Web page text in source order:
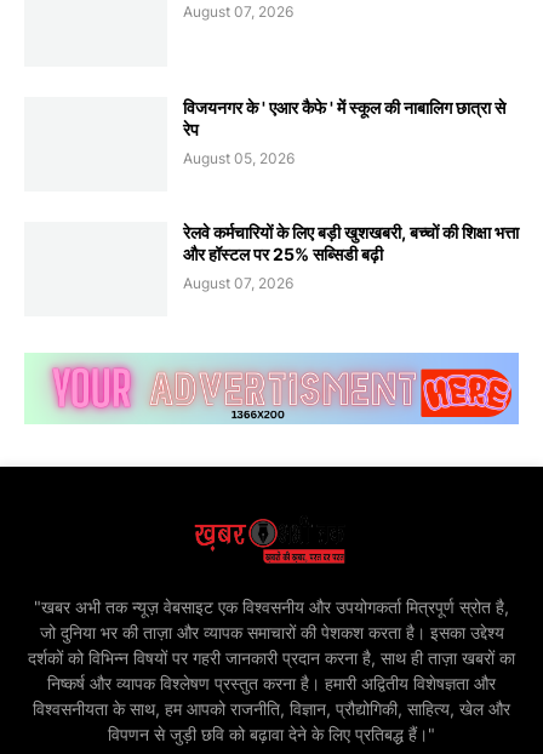
August 07, 2026
विजयनगर के ' एआर कैफे ' में स्कूल की नाबालिग छात्रा से
रेप
August 05, 2026
रेलवे कर्मचारियों के लिए बड़ी खुशखबरी, बच्चों की शिक्षा भत्ता
और हॉस्टल पर 25% सब्सिडी बढ़ी
August 07, 2026
"खबर अभी तक न्यूज़ वेबसाइट एक विश्वसनीय और उपयोगकर्ता मित्रपूर्ण स्रोत है,
जो दुनिया भर की ताज़ा और व्यापक समाचारों की पेशकश करता है। इसका उद्देश्य
दर्शकों को विभिन्न विषयों पर गहरी जानकारी प्रदान करना है, साथ ही ताज़ा खबरों का
निष्कर्ष और व्यापक विश्लेषण प्रस्तुत करना है। हमारी अद्वितीय विशेषज्ञता और
विश्वसनीयता के साथ, हम आपको राजनीति, विज्ञान, प्रौद्योगिकी, साहित्य, खेल और
विपणन से जुड़ी छवि को बढ़ावा देने के लिए प्रतिबद्ध हैं।"